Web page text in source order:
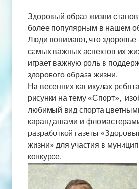
Здоровый образ жизни
более популярным в нашем
Люди понимают, что здоровье
самых важных аспектов их
играет важную роль в
здорового образа жизни.
На весенних каникулах
рисунки на тему «Спорт»,
любимый вид спорта
карандашами и
разработкой газеты
жизни» для участия в
конкурсе.